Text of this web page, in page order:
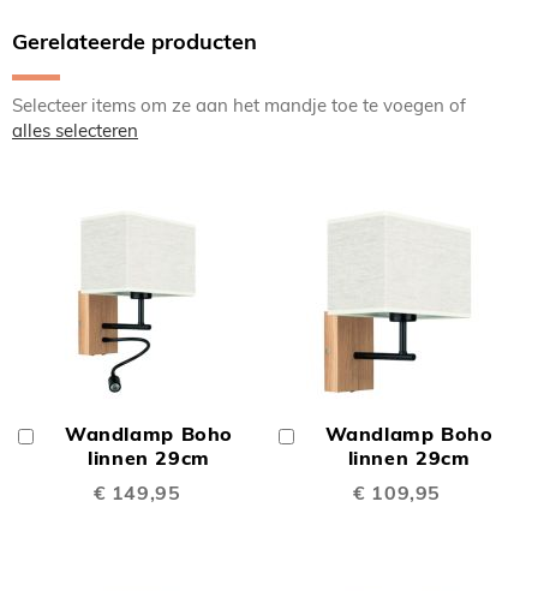
Gerelateerde producten
Selecteer items om ze aan het mandje toe te voegen of
alles selecteren
Wandlamp Boho
linnen 29cm
€ 149,95
Winkelwagen
Wandlamp Boho
linnen 29cm
€ 109,95
Winkelwagen